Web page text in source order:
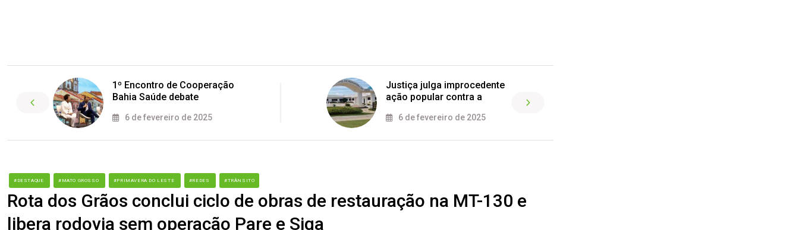
1º Encontro de Cooperação
Bahia Saúde debate
6 de fevereiro de 2025
Justiça julga improcedente
ação popular contra a
6 de fevereiro de 2025
#DESTAQUE #MATO GROSSO #PRIMAVERA DO LESTE #REDES #TRÂNSITO
Rota dos Grãos conclui ciclo de obras de restauração na MT-130 e
libera rodovia sem operação Pare e Siga